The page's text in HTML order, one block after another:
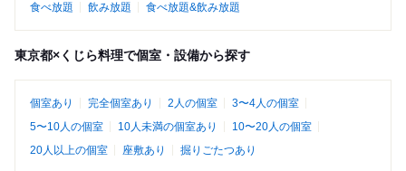
食べ放題
飲み放題 食べ放題&飲み放題
東京都×くじら料理で個室・設備から探す
個室あり 完全個室あり 2人の個室
3〜4人の個室
5〜10人の個室
10人未満の個室あり
10〜20人の個室
20人以上の個室
座敷あり 掘りごたつあり